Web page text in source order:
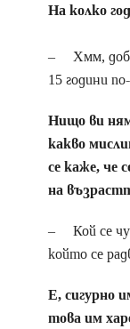
На колко
– Хмм,
15 години
Нищо ви
какво
се каже, че
на
– Кой се
който се
Е, сигурно
това им